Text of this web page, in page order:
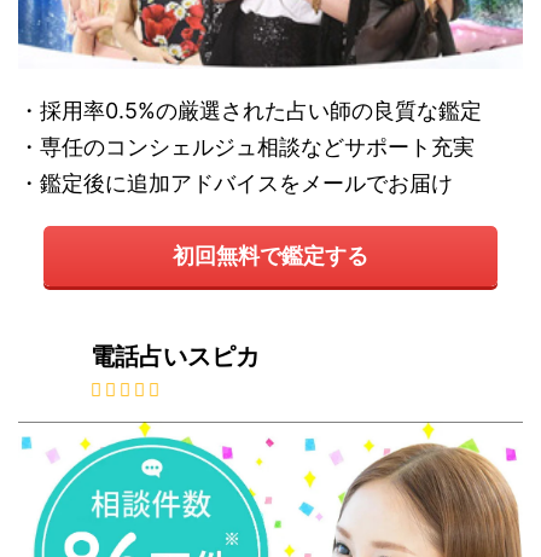
・採用率0.5%の厳選された占い師の良質な鑑定
・専任のコンシェルジュ相談などサポート充実
・鑑定後に追加アドバイスをメールでお届け
初回無料で鑑定する
電話占いスピカ